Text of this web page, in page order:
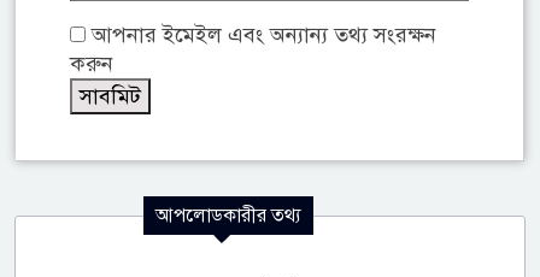
আপনার ইমেইল এবং অন্যান্য তথ্য সংরক্ষন
করুন
আপলোডকারীর তথ্য